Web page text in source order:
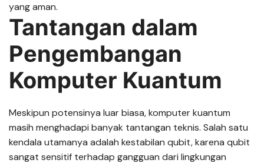
yang aman.
Tantangan dalam
Pengembangan
Komputer Kuantum
Meskipun potensinya luar biasa, komputer kuantum
masih menghadapi banyak tantangan teknis. Salah satu
kendala utamanya adalah kestabilan qubit, karena qubit
sangat sensitif terhadap gangguan dari lingkungan